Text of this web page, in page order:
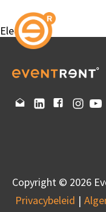
Electruck
Copyright © 2026
Privacybeleid